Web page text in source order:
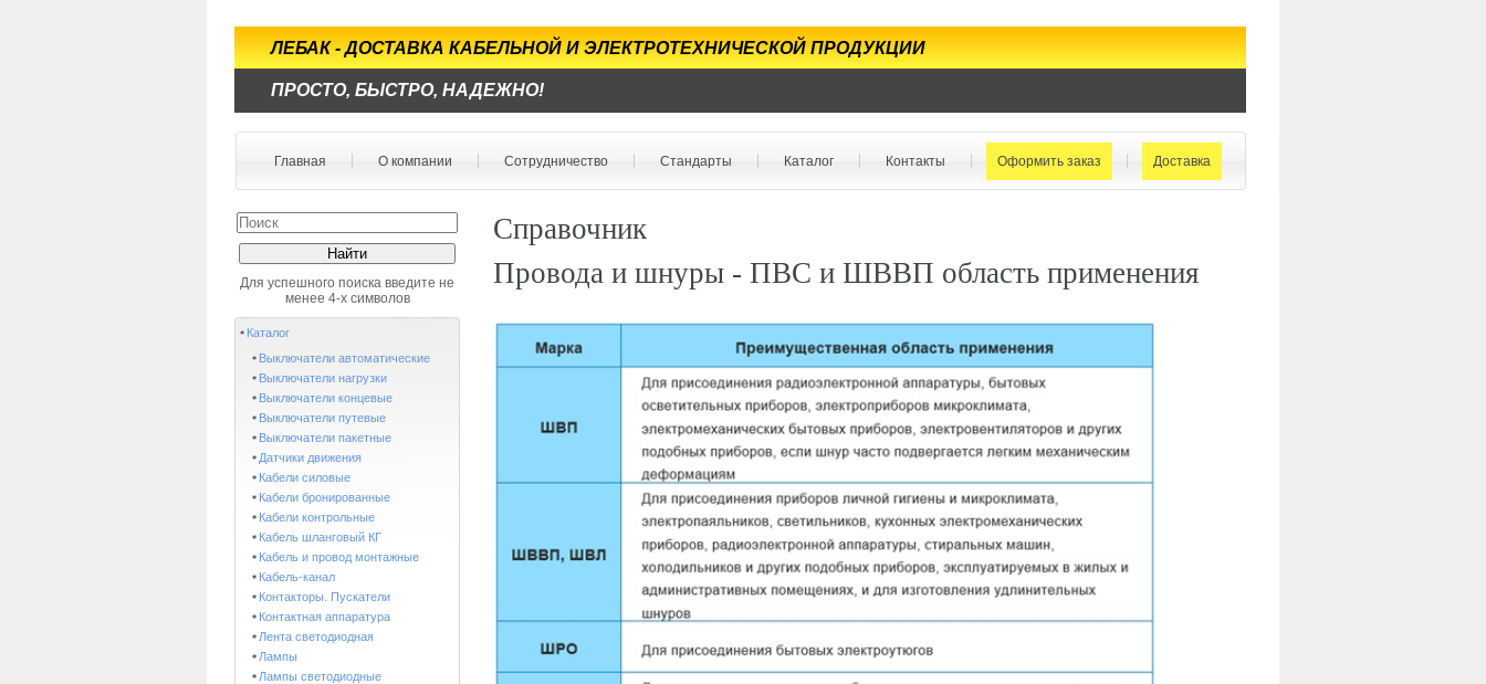
ЛЕБАК - ДОСТАВКА КАБЕЛЬНОЙ И ЭЛЕКТРОТЕХНИЧЕСКОЙ ПРОДУКЦИИ
ПРОСТО, БЫСТРО, НАДЕЖНО!
Главная О компании Сотрудничество Стандарты Каталог Контакты Оформить заказ Доставка
Для успешного поиска введите не
менее 4-х символов
Каталог
Выключатели автоматические
Выключатели нагрузки
Выключатели концевые
Выключатели путевые
Выключатели пакетные
Датчики движения
Кабели силовые
Кабели бронированные
Кабели контрольные
Кабель шланговый КГ
Кабель и провод монтажные
Кабель-канал
Контакторы. Пускатели
Контактная аппаратура
Лента светодиодная
Лампы
Лампы светодиодные
Справочник
Провода и шнуры - ПВС и ШВВП область применения